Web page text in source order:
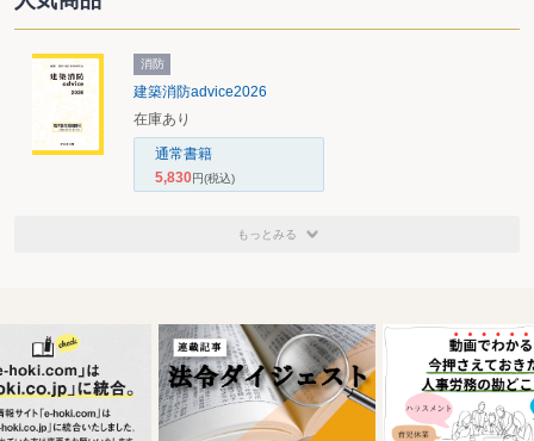
消防
建築消防advice2026
在庫あり
通常書籍
5,830円(税込)
もっとみる